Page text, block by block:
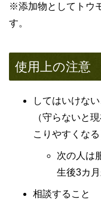
※添加物としてトウ
す。
使用上の注意
してはいけない
（守らないと
こりやすくなる
次の人は
生後3カ
相談すること